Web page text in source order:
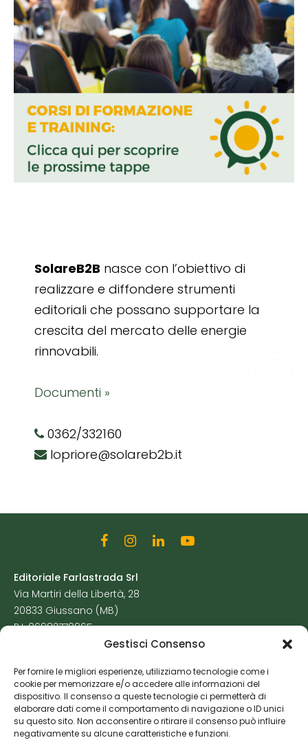
Gestisci Consenso
Per fornire le migliori esperienze, utilizziamo tecnologie come i
cookie per memorizzare e/o accedere alle informazioni del
dispositivo. Il consenso a queste tecnologie ci permetterà di
elaborare dati come il comportamento di navigazione o ID unici
su questo sito. Non acconsentire o ritirare il consenso può influire
negativamente su alcune caratteristiche e funzioni.
SolareB2B nasce con l’obiettivo di
realizzare e diffondere strumenti
editoriali che possano supportare la
crescita del mercato delle energie
rinnovabili.
Documenti »
0362/332160
lopriore@solareb2b.it
Editoriale Farlastrada Srl
Via Martiri della Libertà, 28
20833 Giussano (MB)
P.I. 06982770965
Cookie Policy
Risorse Aggiuntive